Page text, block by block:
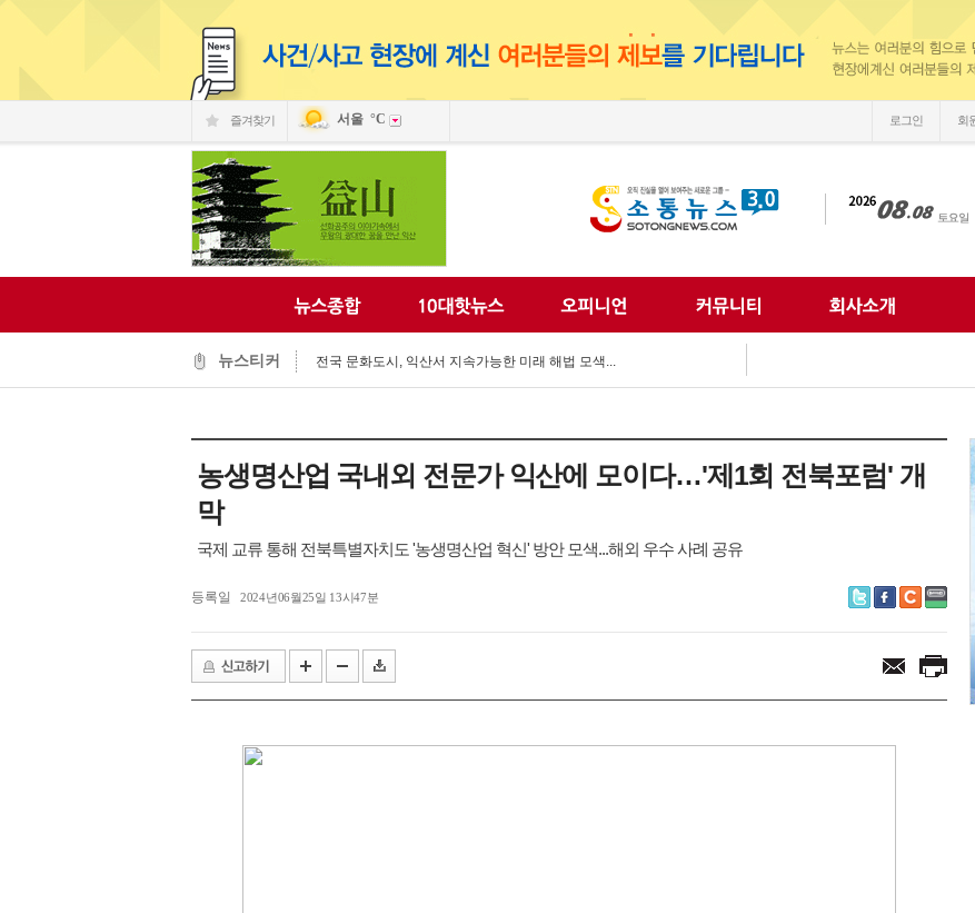
즐겨찾기 서울 °C 로그인 회
뉴스티커
익산 민-관, K-문화도시 도약 '맞손'
전국 문화도시, 익산서 지속가능한 미래 해법 모색...
익산시, 시민 중심 중장기 복지계획 마련 박차...
익산글로벌문화관, 그림과 축제로 세계문화 잇다...
익산 민-관, K-문화도시 도약 '맞손'
농생명산업 국내외 전문가 익산에 모이다…'제1회 전북포럼' 개
막
국제 교류 통해 전북특별자치도 '농생명산업 혁신' 방안 모색...해외 우수 사례 공유
등록일 2024년06월25일 13시47분